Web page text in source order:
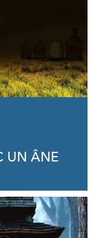
UN ÂNE